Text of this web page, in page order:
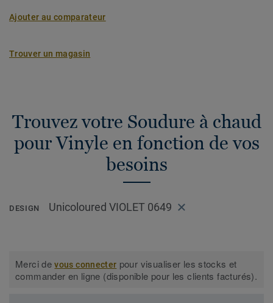
Ajouter au comparateur
Trouver un magasin
Trouvez votre Soudure à chaud
pour Vinyle en fonction de vos
besoins
DESIGN Unicoloured VIOLET 0649
Merci devous connecter pour visualiser les stocks et
commander en ligne (disponible pour les clients facturés).